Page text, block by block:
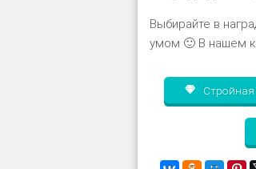
Выбирайте в
умом 🙂 В нашем